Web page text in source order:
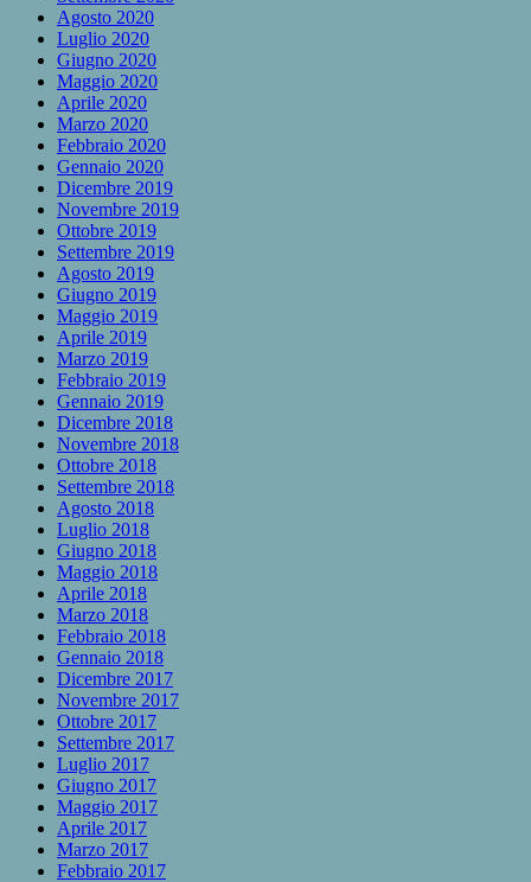
Agosto 2020
Luglio 2020
Giugno 2020
Maggio 2020
Aprile 2020
Marzo 2020
Febbraio 2020
Gennaio 2020
Dicembre 2019
Novembre 2019
Ottobre 2019
Settembre 2019
Agosto 2019
Giugno 2019
Maggio 2019
Aprile 2019
Marzo 2019
Febbraio 2019
Gennaio 2019
Dicembre 2018
Novembre 2018
Ottobre 2018
Settembre 2018
Agosto 2018
Luglio 2018
Giugno 2018
Maggio 2018
Aprile 2018
Marzo 2018
Febbraio 2018
Gennaio 2018
Dicembre 2017
Novembre 2017
Ottobre 2017
Settembre 2017
Luglio 2017
Giugno 2017
Maggio 2017
Aprile 2017
Marzo 2017
Febbraio 2017